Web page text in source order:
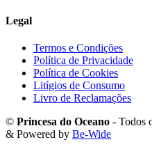
Legal
Termos e Condições
Política de Privacidade
Política de Cookies
Litígios de Consumo
Livro de Reclamações
© Princesa do Oceano - Todos
& Powered by Be-Wide